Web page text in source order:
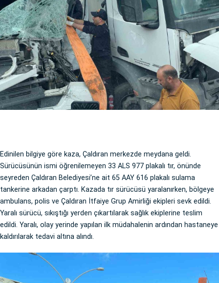
Edinilen bilgiye göre kaza, Çaldıran merkezde meydana geldi.
Sürücüsünün ismi öğrenilemeyen 33 ALS 977 plakalı tır, önünde
seyreden Çaldıran Belediyesi’ne ait 65 AAY 616 plakalı sulama
tankerine arkadan çarptı. Kazada tır sürücüsü yaralanırken, bölgeye
ambulans, polis ve Çaldıran İtfaiye Grup Amirliği ekipleri sevk edildi.
Yaralı sürücü, sıkıştığı yerden çıkartılarak sağlık ekiplerine teslim
edildi. Yaralı, olay yerinde yapılan ilk müdahalenin ardından hastaneye
kaldırılarak tedavi altına alındı.